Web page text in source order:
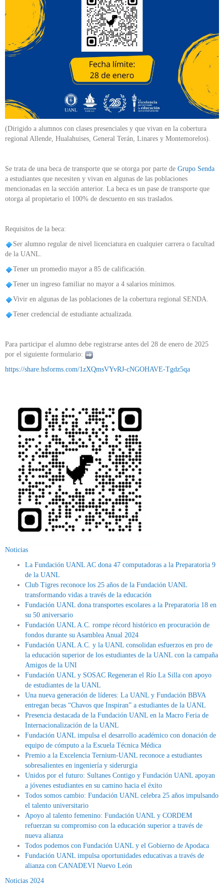
(Dirigido a alumnos con clases presenciales y que vivan en la cobertura
regional Allende, Hualahuises, General Terán, Linares y Montemorelos).
Se trata de una beca de transporte que se otorga por parte de Grupo Senda
a estudiantes que necesiten y vivan en algunas de las poblaciones
mencionadas en la sección anterior. La beca es un pase de transporte que
otorga al propietario el 100% de descuento en sus traslados.
Requisitos de la beca:
Ser alumno regular de nivel licenciatura en cualquier carrera o facultad
de la UANL.
Tener un promedio mayor a 85 de calificación.
Tener un ingreso familiar no mayor a 4 salarios mínimos.
Vivir en algunas de las poblaciones de la cobertura regional SENDA.
Tener credencial de estudiante actualizada.
Para participar el alumno debe registrarse antes del 28 de enero de 2025
por el siguiente formulario:
https://share.hsforms.com/1zXQmsVYvRJ-cNGOHAVE-Tgdz5qa
Noticias
La Fundación UANL AC dona 47 computadoras a la Preparatoria 9
de la UANL
Club Tigres reconoce los 25 años de la Fundación UANL
transformando vidas a través de la educación
Fundación UANL dona transportes escolares a la Preparatoria 18 en
su 50 aniversario
Fundación UANL A.C. rompe récord histórico en procuración de
fondos durante su Asamblea Anual 2024
Fundación UANL A.C. y la UANL consolidan esfuerzos en pro de
la educación superior de los estudiantes de la UANL con la campaña
Amigos de la UNI
Fundación UANL y SOSAC Regeneran el Río La Silla con apoyo
de estudiantes de la UANL
Una nueva generación de líderes: La UANL y Fundación BBVA
entregan becas “Chavos que Inspiran” a estudiantes de la UANL
Presencia destacada de la Fundación UANL en la Macro Feria de
Internacionalización de la UANL
Fundación UANL impulsa el desarrollo académico con donación de
equipo de cómputo a la Escuela Técnica Médica
Premio a la Excelencia Ternium-UANL reconoce a estudiantes
sobresalientes en ingeniería y siderurgia
Unidos por el futuro: Sultanes Contigo y Fundación UANL apoyan
a jóvenes estudiantes en su camino hacia el éxito
Todos somos cambio: Fundación UANL celebra 25 años impulsando
el talento universitario
Apoyo al talento femenino: Fundación UANL y CORDEM
refuerzan su compromiso con la educación superior a través de
nueva alianza
Todos podemos con Fundación UANL y el Gobierno de Apodaca
Fundación UANL impulsa oportunidades educativas a través de
alianza con CANADEVI Nuevo León
Noticias 2024